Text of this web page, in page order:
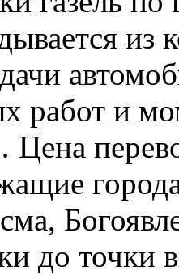
из
работ и
до точки